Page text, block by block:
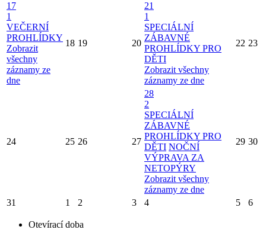
17
1
VEČERNÍ
PROHLÍDKY
Zobrazit
všechny
záznamy ze
dne
18 19 20
21
1
SPECIÁLNÍ
ZÁBAVNÉ
PROHLÍDKY PRO
DĚTI
Zobrazit všechny
záznamy ze dne
22 23
24 25 26 27
28
2
SPECIÁLNÍ
ZÁBAVNÉ
PROHLÍDKY PRO
DĚTI NOČNÍ
VÝPRAVA ZA
NETOPÝRY
Zobrazit všechny
záznamy ze dne
29 30
31 1 2 3 4 5 6
Otevírací doba